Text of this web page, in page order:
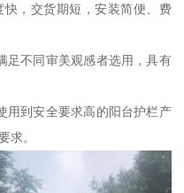
，交货期短，安装简便、费
足不同审美观感者选用，具有
用到安全要求高的阳台护栏产
求。